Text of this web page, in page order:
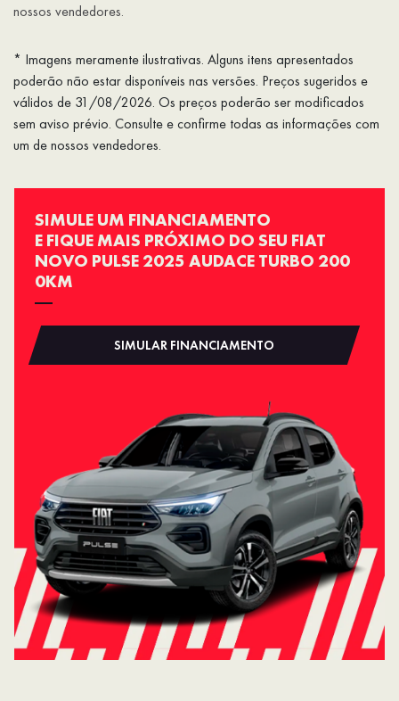
nossos vendedores.
* Imagens meramente ilustrativas. Alguns itens apresentados
poderão não estar disponíveis nas versões. Preços sugeridos e
válidos de 31/08/2026. Os preços poderão ser modificados
sem aviso prévio. Consulte e confirme todas as informações com
um de nossos vendedores.
SIMULE UM FINANCIAMENTO
E FIQUE MAIS PRÓXIMO DO SEU FIAT
NOVO PULSE 2025 AUDACE TURBO 200
0KM
SIMULAR FINANCIAMENTO